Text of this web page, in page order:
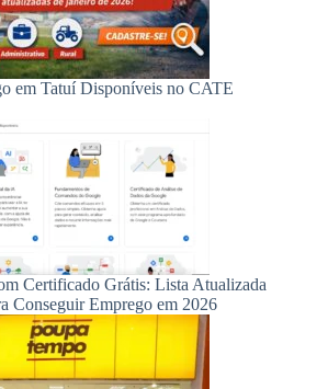
em Tatuí Disponíveis no CATE
Certificado Grátis: Lista Atualizada
Conseguir Emprego em 2026